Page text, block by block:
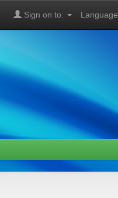
Language
Sign on to: